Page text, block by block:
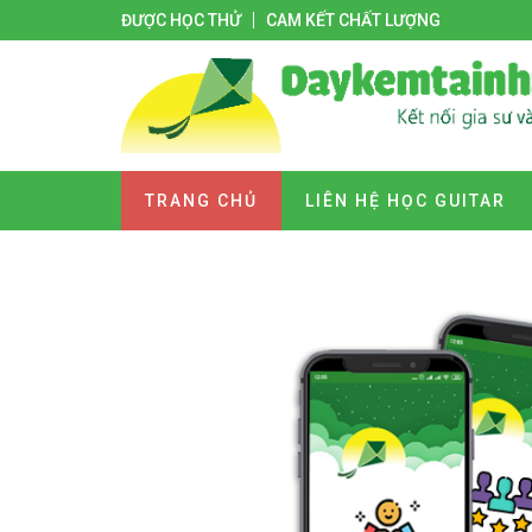
ĐƯỢC HỌC THỬ CAM KẾT CHẤT LƯỢNG
TRANG CHỦ LIÊN HỆ HỌC GUITAR